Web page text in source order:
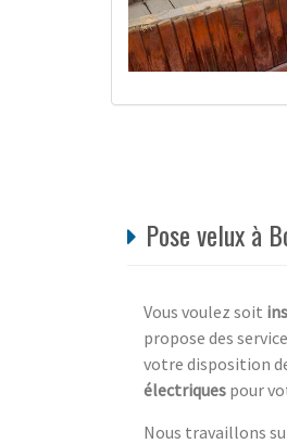
Pose velux à
Vous voulez soit
propose des
votre disposition
électriques pour
Nous travaillons